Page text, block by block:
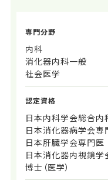
専門分野
内科
消化器内科一般
社会医学
認定資格
日本内科学会総合内
日本消化器病学会専
日本肝臓学会専門医
日本消化器内視鏡学
博士（医学）